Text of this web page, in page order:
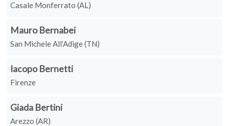
Casale Monferrato (AL)
Mauro Bernabei
San Michele All’Adige (TN)
Iacopo Bernetti
Firenze
Giada Bertini
Arezzo (AR)